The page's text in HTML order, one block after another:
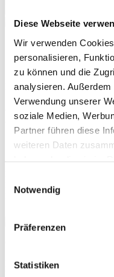
Diese Webseite
Wir verwenden
personalisieren,
zu können und die
analysieren.
Verwendung unserer
soziale Medien,
Partner führen diese
weiteren Daten
Notwendig
Präferenzen
Statistiken
Startseite
Übersicht
News
Spielplatz
Marktgemeinde Frastanz
Fellengatter auf
Der Kletterparcours mit
Vogelnestschaukel, eine